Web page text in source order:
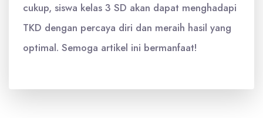
cukup, siswa kelas 3 SD akan dapat menghadapi
TKD dengan percaya diri dan meraih hasil yang
optimal. Semoga artikel ini bermanfaat!